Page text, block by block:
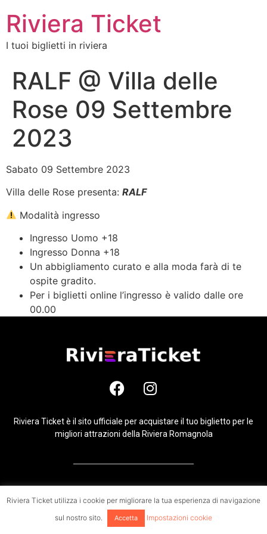
Riviera Ticket
I tuoi biglietti in riviera
RALF @ Villa delle
Rose 09 Settembre
2023
Sabato 09 Settembre 2023
Villa delle Rose presenta: RALF
Modalità ingresso
Ingresso Uomo +18
Ingresso Donna +18
Un abbigliamento curato e alla moda farà di te
ospite gradito.
Per i biglietti online l’ingresso è valido dalle ore
00.00
Riviera Ticket è il sito ufficiale per acquistare il tuo biglietto per le
migliori attrazioni della Riviera Romagnola
diritti riservati
Riviera Ticket utilizza i cookie per migliorare la tua esperienza di navigazione
sul nostro sito.
Accetta Impostazioni cookie